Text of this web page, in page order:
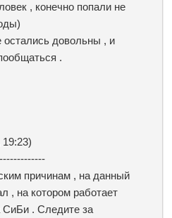
, конечно попали не
довольны , и
.
19:23)
причинам , на данный
, на котором работает
СиБи . Следите за